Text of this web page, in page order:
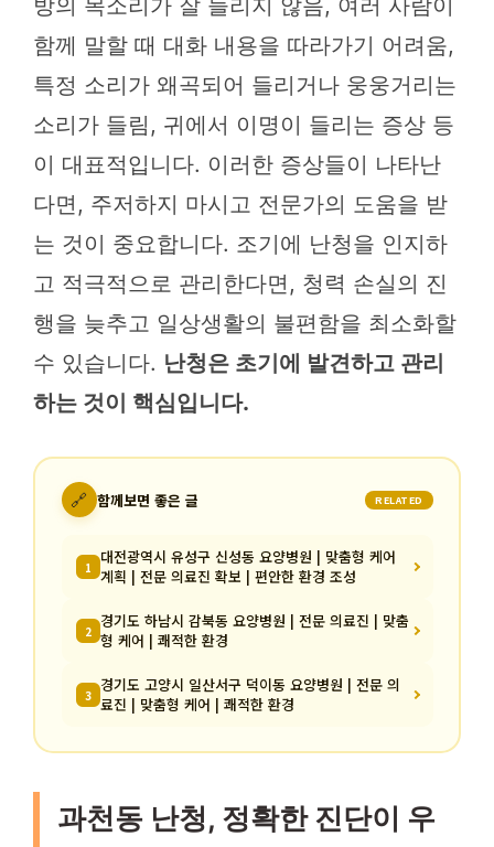
함께 말할 때 대화 내용을 따라가기 어려움,
특정 소리가 왜곡되어 들리거나 웅웅거리는
소리가 들림, 귀에서 이명이 들리는 증상 등
이 대표적입니다. 이러한 증상들이 나타난
다면, 주저하지 마시고 전문가의 도움을 받
는 것이 중요합니다. 조기에 난청을 인지하
고 적극적으로 관리한다면, 청력 손실의 진
행을 늦추고 일상생활의 불편함을 최소화할
수 있습니다. 난청은 초기에 발견하고 관리
하는 것이 핵심입니다.
🔗 함께보면 좋은 글 RELATED
1 대전광역시 유성구 신성동 요양병원 | 맞춤형 케어
계획 | 전문 의료진 확보 | 편안한 환경 조성
2 경기도 하남시 감북동 요양병원 | 전문 의료진 | 맞춤
형 케어 | 쾌적한 환경
3 경기도 고양시 일산서구 덕이동 요양병원 | 전문 의
료진 | 맞춤형 케어 | 쾌적한 환경
과천동 난청, 정확한 진단이 우